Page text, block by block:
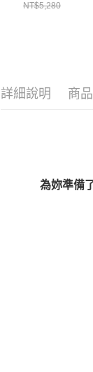
NT$5,280
詳細說明 商
為妳準備